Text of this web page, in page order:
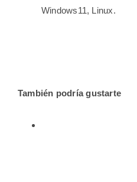
Windows11, Linux.
También podría gustarte